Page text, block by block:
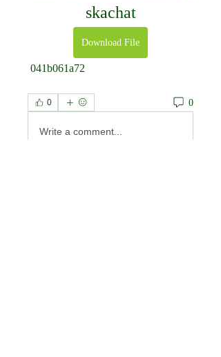
skachat
Download File
041b061a72
0 0
Write a comment...